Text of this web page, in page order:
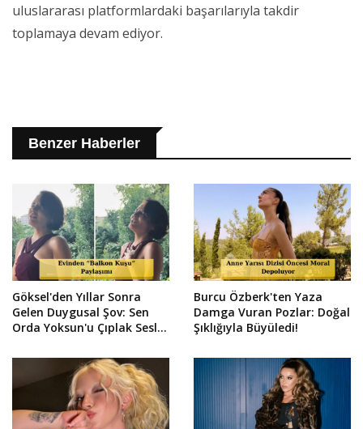
uluslararası platformlardaki başarılarıyla takdir
toplamaya devam ediyor.
Benzer Haberler
Göksel'den Yıllar Sonra
Gelen Duygusal Şov: Sen
Orda Yoksun'u Çıplak Sesle
Burcu Özberk'ten Yaza
Damga Vuran Pozlar: Doğal
Şıklığıyla Büyüledi!